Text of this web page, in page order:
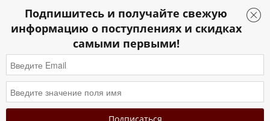
Подпишитесь и получайте свежую
информацию о поступлениях и скидках
самыми первыми!